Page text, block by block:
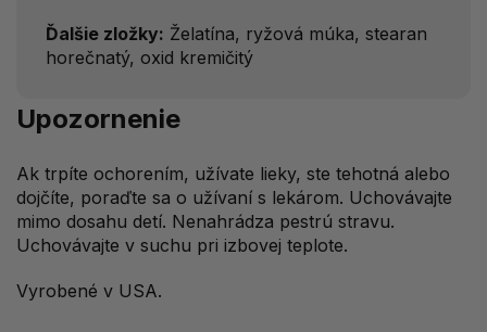
Ďalšie zložky: Želatína, ryžová múka, stearan
horečnatý, oxid kremičitý
Upozornenie
Ak trpíte ochorením, užívate lieky, ste tehotná alebo
dojčíte, poraďte sa o užívaní s lekárom. Uchovávajte
mimo dosahu detí. Nenahrádza pestrú stravu.
Uchovávajte v suchu pri izbovej teplote.
Vyrobené v USA.